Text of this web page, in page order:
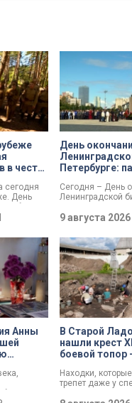
в честь
сегодня
День
День
Петербурге:
созданию
мемориала
Сегодня – День
Ленинградской
обращении
Александр
Ленинград был в
длительного
Отечественной
имела огромное
значение –
была
9 августа 2026
Анны
В Старой
нашли крест
боевой топор
Находки,
трепет даже у